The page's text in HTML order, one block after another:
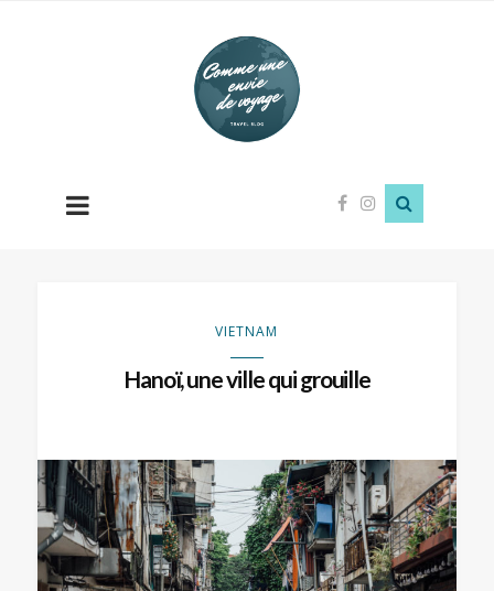
Comme
une
envie
de
VIETNAM
Hanoï, une ville qui grouille